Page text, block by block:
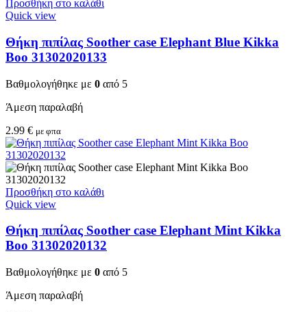
Προσθήκη στο καλάθι
Quick view
Θήκη πιπίλας Soother case Elephant Blue Kikka
Boo 31302020133
Βαθμολογήθηκε με 0 από 5
Άμεση παραλαβή
2.99 € με φπα
Προσθήκη στο καλάθι
Quick view
Θήκη πιπίλας Soother case Elephant Mint Kikka
Boo 31302020132
Βαθμολογήθηκε με 0 από 5
Άμεση παραλαβή